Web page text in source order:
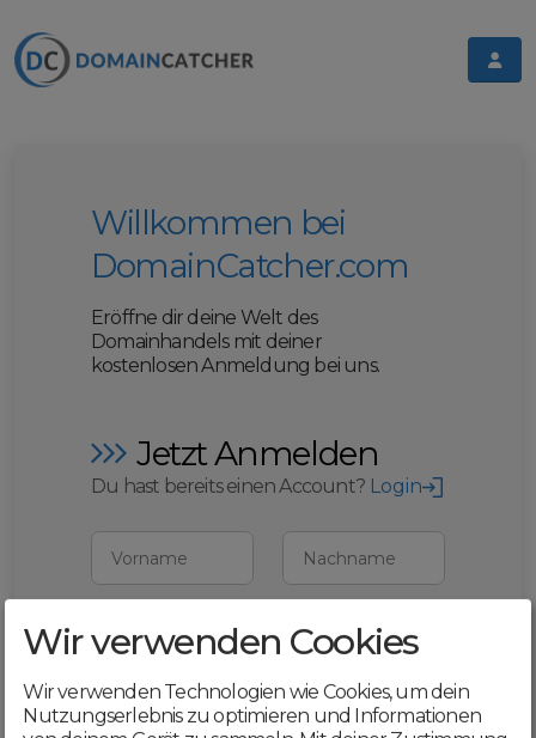
Willkommen bei
DomainCatcher.com
Eröffne dir deine Welt des
Domainhandels mit deiner
kostenlosen Anmeldung bei uns.
Jetzt Anmelden
Du hast bereits einen Account? Login
Vorname Nachname
E-Mail
Mit deiner Registrierung bestätigst du,
dass du dieAGBund
Wir verwenden Cookies
Wir verwenden Technologien wie Cookies, um dein
Nutzungserlebnis zu optimieren und Informationen